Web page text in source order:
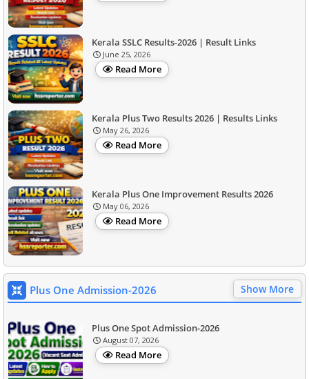
Kerala SSLC Results-2026 | Result Links
June 25, 2026
Read More
Kerala Plus Two Results 2026 | Results Links
May 26, 2026
Read More
Kerala Plus One Improvement Results 2026
May 06, 2026
Read More
Plus One Admission-2026 Show More
Plus One Spot Admission-2026
August 07, 2026
Read More